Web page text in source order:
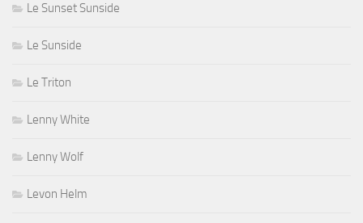
Le Sunset Sunside
Le Sunside
Le Triton
Lenny White
Lenny Wolf
Levon Helm